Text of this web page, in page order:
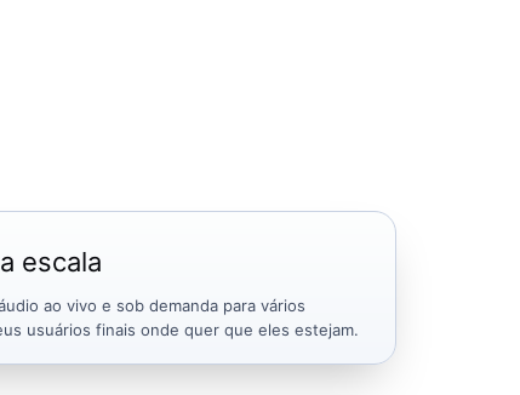
escala
ao vivo e sob demanda para vários
usuários finais onde quer que eles estejam.